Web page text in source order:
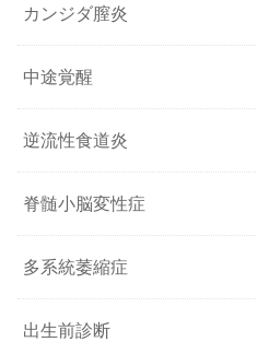
カンジダ膣炎
中途覚醒
逆流性食道炎
脊髄小脳変性症
多系統萎縮症
出生前診断